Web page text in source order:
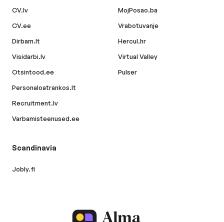
CV.lv
CV.ee
Dirbam.lt
Visidarbi.lv
Otsintood.ee
Personaloatrankos.lt
Recruitment.lv
Varbamisteenused.ee
MojPosao.ba
Vrabotuvanje
Hercul.hr
Virtual Valley
Pulser
Scandinavia
Jobly.fi